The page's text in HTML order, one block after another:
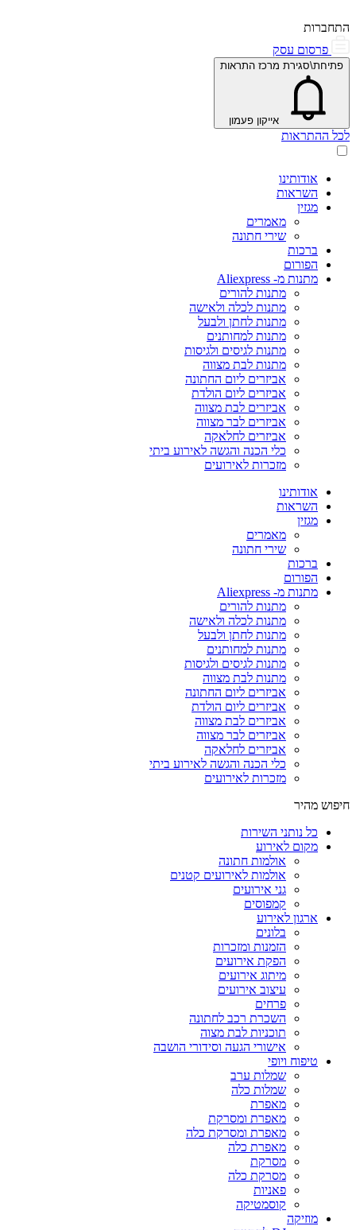
התחברות
פרסום עסק
פתיחת\סגירת מרכז התראות
אייקון פעמון
לכל ההתראות
אודותינו
השראות
מגזין
מאמרים
שירי חתונה
ברכות
הפורום
מתנות מ- Aliexpress
מתנות להורים
מתנות לכלה ולאישה
מתנות לחתן ולבעל
מתנות למחותנים
מתנות לגיסים ולגיסות
מתנות לבת מצווה
אביזרים ליום החתונה
אביזרים ליום הולדת
אביזרים לבת מצווה
אביזרים לבר מצווה
אביזרים לחלאקה
כלי הכנה והגשה לאירוע ביתי
מזכרות לאירועים
אודותינו
השראות
מגזין
מאמרים
שירי חתונה
ברכות
הפורום
מתנות מ- Aliexpress
מתנות להורים
מתנות לכלה ולאישה
מתנות לחתן ולבעל
מתנות למחותנים
מתנות לגיסים ולגיסות
מתנות לבת מצווה
אביזרים ליום החתונה
אביזרים ליום הולדת
אביזרים לבת מצווה
אביזרים לבר מצווה
אביזרים לחלאקה
כלי הכנה והגשה לאירוע ביתי
מזכרות לאירועים
חיפוש מהיר
כל נותני השירות
מקום לאירוע
אולמות חתונה
אולמות לאירועים קטנים
גני אירועים
קמפוסים
ארגון לאירוע
בלונים
הזמנות ומזכרות
הפקת אירועים
מיתוג אירועים
עיצוב אירועים
פרחים
השכרת רכב לחתונה
תוכניות לבת מצוה
אישורי הגעה וסידורי הושבה
טיפוח ויופי
שמלות ערב
שמלות כלה
מאפרת
מאפרת ומסרקת
מאפרת ומסרקת כלה
מאפרת כלה
מסרקת
מסרקת כלה
פאניות
קוסמטיקה
מוזיקה